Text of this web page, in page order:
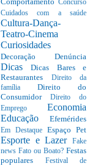
Concurso
Cuidados com a saúde
Cultura-Dança-
Teatro-Cinema
Curiosidades
Decoração Denúncia
DicasDicas Bares e
Restaurantes
Direito da
família Direito do
Consumidor Direito do
Emprego Economia
Educação Efemérides
Em Destaque Espaço Pet
Esporte e Lazer
Fake
news Fato ou Boato? Festas
populares
Festival de